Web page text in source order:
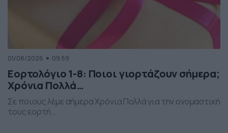
01/08/2026 09:59
Εορτολόγιο 1-8: Ποιοι γιορτάζουν σήμερα;
Χρόνια Πολλά…
Σε ποιους λέμε σήμερα Χρόνια Πολλά για την ονομαστική
τους εορτή...